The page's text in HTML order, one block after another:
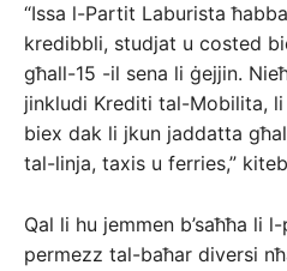
“Issa l-Partit Laburista
kredibbli, studjat u costed
għall-15 -il sena li ġejjin.
jinkludi Krediti tal-Mobilita,
biex dak li jkun jaddatta
tal-linja, taxis u ferries,”
Qal li hu jemmen b’saħħa li
permezz tal-baħar diversi